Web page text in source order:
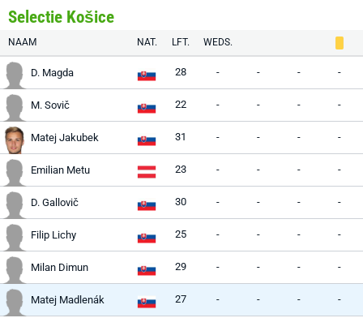
Selectie Košice
NAAM NAT. LFT. WEDS.
D. Magda 28 - - - -
M. Sovič 22 - - - -
Matej Jakubek 31 - - - -
Emilian Metu 23 - - - -
D. Gallovič 30 - - - -
Filip Lichy 25 - - - -
Milan Dimun 29 - - - -
Matej Madlenák 27 - - - -